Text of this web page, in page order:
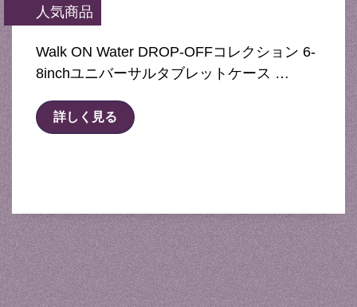
人気商品
Walk ON Water DROP-OFFコレクション 6-
8inchユニバーサルタブレットケース …
詳しく見る